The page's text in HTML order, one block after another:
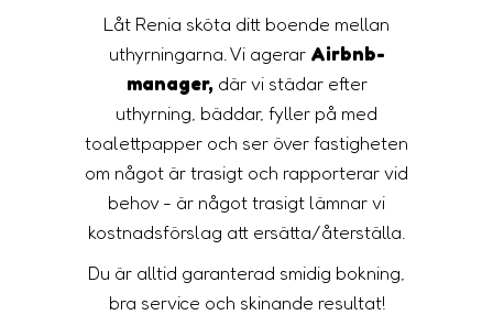
Låt Renia sköta ditt boende mellan
uthyrningarna. Vi agerar Airbnb-
manager, där vi städar efter
uthyrning, bäddar, fyller på med
toalettpapper och ser över fastigheten
om något är trasigt och rapporterar vid
behov - är något trasigt lämnar vi
kostnadsförslag att ersätta/återställa.
Du är alltid garanterad smidig bokning,
bra service och skinande resultat!